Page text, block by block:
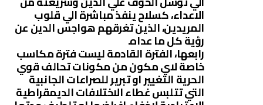
الاعداء، كسلاح ينفذ مباشرة الي قلوب
المريدين، الذين تغرقهم هواجس الدين عن
رؤية كل ما عداه.
رابعها، الفترة القادمة ليست فترة مكاسب
خاصة لاي مكون من مكونات تحالف قوي
الحرية التغيير او تبرير للصراعات الجانبية
التي تتلبس غطاء الاختلافات الديمقراطية